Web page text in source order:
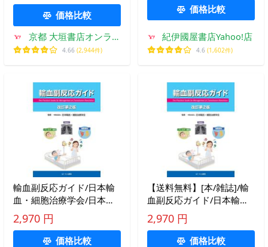
価格比較
京都 大垣書店オンライ
ン
4.66 (2,944件)
価格比較
紀伊國屋書店Yahoo!店
4.6 (1,602件)
輸血副反応ガイド/日本輸
血・細胞治療学会/日本輸
血・細胞治療学会安全委員
会
2,970 円
価格比較
【送料無料】[本/雑誌]/輸
血副反応ガイド/日本輸
血・細胞治療学会/監修 日
本輸血・細胞治療学会安全
委員会/編集
2,970 円
価格比較